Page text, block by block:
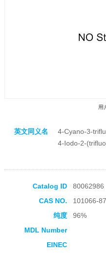
用
英文同义名
4-Cyano-3-
4-Iodo-2-
Catalog ID
80062986
CAS NO.
101066-
纯度
96%
MDL Number
EINEC